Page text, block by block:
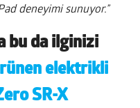
deneyimi sunuyor.”
bu da ilginizi
elektrikli
SR-X